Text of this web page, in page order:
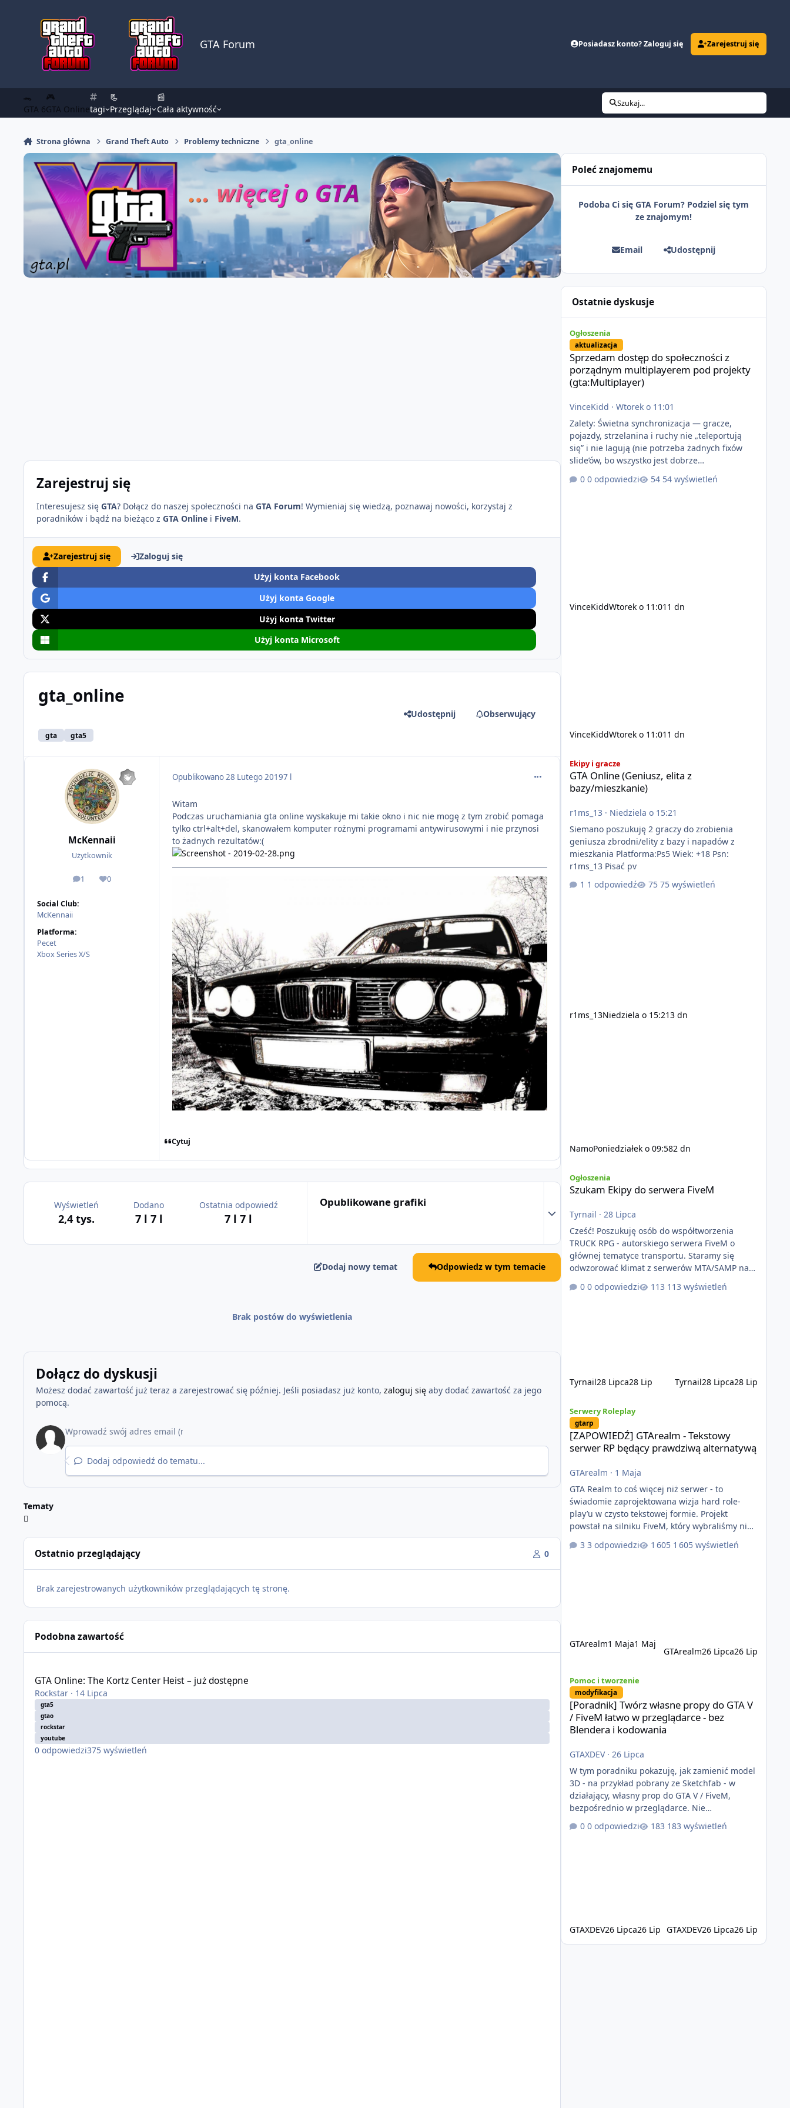
GTA Forum Posiadasz konto? Zaloguj się Zarejestruj się
🐊
GTA 6
🎮
GTA Onlinetagi
📃
Przeglądaj
📰
Cała aktywność
Szukaj...
Strona główna Grand Theft Auto Problemy techniczne gta_online
Zarejestruj się
Interesujesz się GTA? Dołącz do naszej społeczności na GTA Forum! Wymieniaj się wiedzą, poznawaj nowości, korzystaj z
poradników i bądź na bieżąco z GTA Online i FiveM.
Zarejestruj się
Zaloguj się
Użyj konta Facebook
Użyj konta Google
Użyj konta Twitter
Użyj konta Microsoft
gta_online
gta gta5
Udostępnij Obserwujący
McKennaii
Użytkownik
1
odpowiedzi
0
Reputacja
Social Club:
McKennaii
Platforma:
Pecet
Xbox Series X/S
Opublikowano28 Lutego 20197 l comment_50486
Witam
Podczas uruchamiania gta online wyskakuje mi takie okno i nic nie mogę z tym zrobić pomaga
tylko ctrl+alt+del, skanowałem komputer rożnymi programami antywirusowymi i nie przynosi
to żadnych rezultatów:(
Cytuj
Wyświetleń
2,4 tys.
Dodano
7 l 7 l
Ostatnia odpowiedź
7 l7 l
Opublikowane grafiki
Rozwiń podsumowanie tematu
Dodaj nowy temat Odpowiedz w tym temacie
Brak postów do wyświetlenia
Dołącz do dyskusji
Możesz dodać zawartość już teraz a zarejestrować się później. Jeśli posiadasz już konto, zaloguj sięaby dodać zawartość za jego
pomocą.
Dodaj odpowiedź do tematu...
Tematy
Ostatnio przeglądający 0
Brak zarejestrowanych użytkowników przeglądających tę stronę.
Podobna zawartość
GTA Online: The Kortz Center Heist – już dostępne
Rockstar · 14 Lipca
gta5
gtao
rockstar
youtube
0 odpowiedzi375 wyświetleń
Poleć znajomemu
Podoba Ci się GTA Forum? Podziel się tym
ze znajomym!
Email Udostępnij
Ostatnie dyskusje
Ogłoszenia
aktualizacja
Sprzedam dostęp do społeczności z
porządnym multiplayerem pod projekty
(gta:Multiplayer)
VinceKidd · Wtorek o 11:01
Zalety: Świetna synchronizacja — gracze,
pojazdy, strzelanina i ruchy nie „teleportują
się” i nie lagują (nie potrzeba żadnych fixów
slide’ów, bo wszystko jest dobrze
zsynchronizowane i działa stabilnie) Ładne
wejście do gry + solidny antycheat na poziomie
0 odpowiedzi 54 wyświetleń
VinceKiddWtorek o 11:01 1 dn
VinceKiddWtorek o 11:01 1 dn
Ekipy i gracze
GTA Online (Geniusz, elita z
bazy/mieszkanie)
r1ms_13 · Niedziela o 15:21
Siemano poszukuję 2 graczy do zrobienia
geniusza zbrodni/elity z bazy i napadów z
mieszkania Platforma:Ps5 Wiek: +18 Psn:
r1ms_13 Pisać pv
1 odpowiedź
75 wyświetleń
r1ms_13Niedziela o 15:213 dn
NamoPoniedziałek o 09:582 dn
Ogłoszenia
Szukam Ekipy do serwera FiveM
Tyrnail · 28 Lipca
Cześć! Poszukuję osób do współtworzenia
TRUCK RPG - autorskiego serwera FiveM o
głównej tematyce transportu. Staramy się
odwzorować klimat z serwerów MTA/SAMP na
platformie FIveM. Oczywiście nie zabraknie
kontentu dla graczy którzy chcą robić coś
0 odpowiedzi 113 wyświetleń
Tyrnail28 Lipca28 Lip Tyrnail28 Lipca28 Lip
Serwery Roleplay
gtarp
[ZAPOWIEDŹ] GTArealm - Tekstowy
serwer RP będący prawdziwą alternatywą
GTArealm · 1 Maja
GTA Realm to coś więcej niż serwer - to
świadomie zaprojektowana wizja hard role-
play’u w czysto tekstowej formie. Projekt
powstał na silniku FiveM, który wybraliśmy nie
bez powodu. To platforma oferująca ogromną
elastyczność i znacznie szybszy rozwój
3 odpowiedzi 1 605 wyświetleń
GTArealm1 Maja1 Maj
GTArealm26 Lipca26 Lip
Pomoc i tworzenie
modyfikacja
[Poradnik] Twórz własne propy do GTA V
/ FiveM łatwo w przeglądarce - bez
Blendera i kodowania
GTAXDEV· 26 Lipca
W tym poradniku pokazuję, jak zamienić model
3D - na przykład pobrany ze Sketchfab - w
działający, własny prop do GTA V / FiveM,
bezpośrednio w przeglądarce. Nie
potrzebujesz Blendera, CodeWalkera ani
wcześniejszego doświadczenia z moddingiem.
0 odpowiedzi 183 wyświetleń
GTAXDEV26 Lipca26 Lip GTAXDEV26 Lipca26 Lip